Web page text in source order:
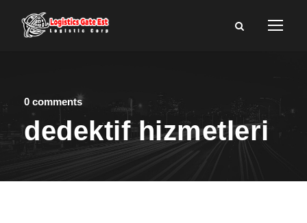
0 comments
dedektif hizmetleri